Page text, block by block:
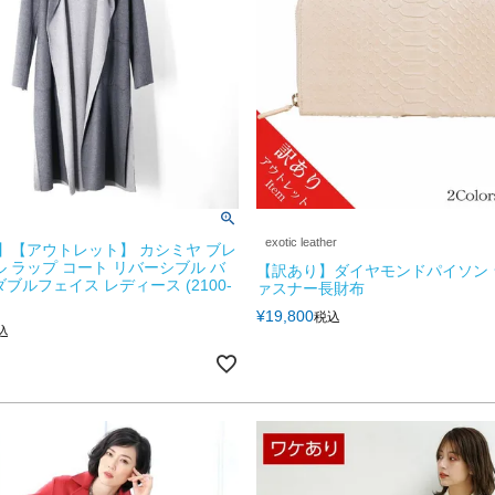
【アウトレット】 カシミヤ ブレ
ラップ コート リバーシブル バ
ブルフェイス レディース (2100-
exotic leather
【訳あり】ダイヤモンドパイソ
ァスナー長財布
¥19,800税込